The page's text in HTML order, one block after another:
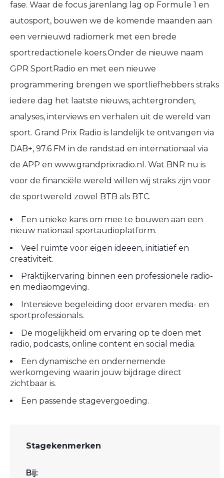
fase. Waar de focus jarenlang lag op Formule 1 en
autosport, bouwen we de komende maanden aan
een vernieuwd radiomerk met een brede
sportredactionele koers.Onder de nieuwe naam
GPR SportRadio en met een nieuwe
programmering brengen we sportliefhebbers straks
iedere dag het laatste nieuws, achtergronden,
analyses, interviews en verhalen uit de wereld van
sport. Grand Prix Radio is landelijk te ontvangen via
DAB+, 97.6 FM in de randstad en internationaal via
de APP en www.grandprixradio.nl. Wat BNR nu is
voor de financiële wereld willen wij straks zijn voor
de sportwereld zowel BTB als BTC.
Een unieke kans om mee te bouwen aan een
nieuw nationaal sportaudioplatform.
Veel ruimte voor eigen ideeën, initiatief en
creativiteit.
Praktijkervaring binnen een professionele radio-
en mediaomgeving.
Intensieve begeleiding door ervaren media- en
sportprofessionals.
De mogelijkheid om ervaring op te doen met
radio, podcasts, online content en social media.
Een dynamische en ondernemende
werkomgeving waarin jouw bijdrage direct
zichtbaar is.
Een passende stagevergoeding.
Stagekenmerken
Bij: